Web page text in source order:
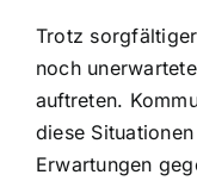
Trotz
noch
auftreten.
diese
Erwartungen